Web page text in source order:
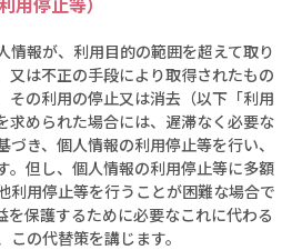
情報が、利用目的の範囲を超えて取り
又は不正の手段により取得されたもの
その利用の停止又は消去（以下「利用
求められた場合には、遅滞なく必要な
き、個人情報の利用停止等を行い、
。但し、個人情報の利用停止等に多額
利用停止等を行うことが困難な場合で
を保護するために必要なこれに代わる
の代替策を講じます。